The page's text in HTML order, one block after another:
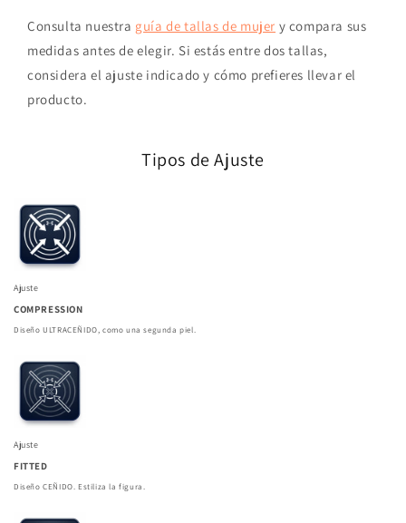
Consulta nuestra guía de tallas de mujer y compara sus
medidas antes de elegir. Si estás entre dos tallas,
considera el ajuste indicado y cómo prefieres llevar el
producto.
Tipos de Ajuste
Ajuste
COMPRESSION
Diseño ULTRACEÑIDO, como una segunda piel.
Ajuste
FITTED
Diseño CEÑIDO. Estiliza la figura.